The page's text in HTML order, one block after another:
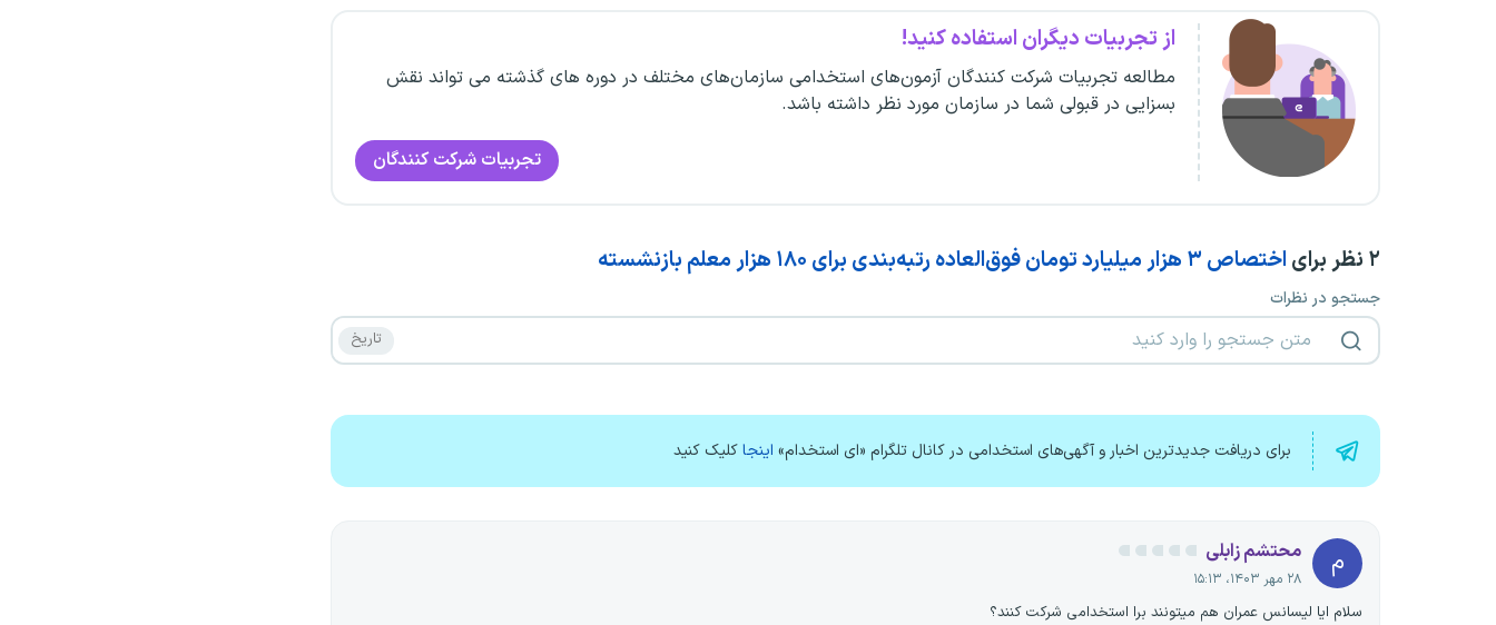
از تجربیات دیگران استفاده کنید!
مطالعه تجربیات شرکت کنندگان آزمون‌های استخدامی سازمان‌های مختلف در دوره های گذشته می تواند نقش
بسزایی در قبولی شما در سازمان مورد نظر داشته باشد.
تجربیات شرکت کنندگان
۲ نظر برای اختصاص ۳ هزار میلیارد تومان فوق‌العاده رتبه‌بندی برای ۱۸۰ هزار معلم بازنشسته
جستجو در نظرات
برای دریافت جدیدترین اخبار و آگهی‌های استخدامی در کانال تلگرام «ای استخدام» اینجاکلیک کنید
م محتشم زابلی
۲۸ مهر ۱۴۰۳، ۱۵:۱۳
سلام ایا لیسانس عمران هم میتونند برا استخدامی شرکت کنند؟